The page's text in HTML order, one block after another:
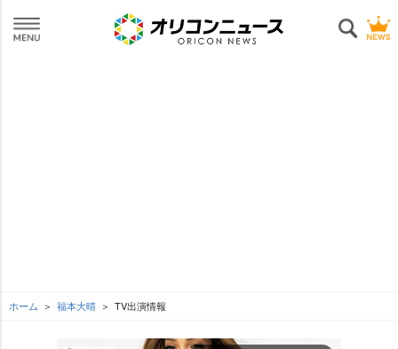
ホーム 福本大晴 TV出演情報